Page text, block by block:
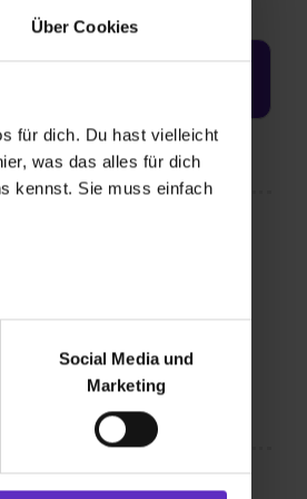
Über Cookies
für dich. Du hast vielleicht
was das alles für dich
kennst. Sie muss einfach
bei Benutzung der
zu analysieren
soziale Medien, Werbung
Marketing“). Unsere
bereitgestellt hast oder die
Social Media und
Marketing